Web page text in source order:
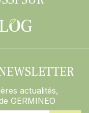
actualités,
GERMINEO